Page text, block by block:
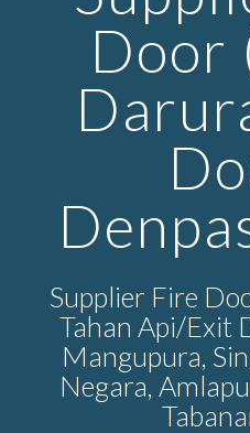
Door
Supplier Fire
Tahan Api/Exit
Mangupura,
Negara,